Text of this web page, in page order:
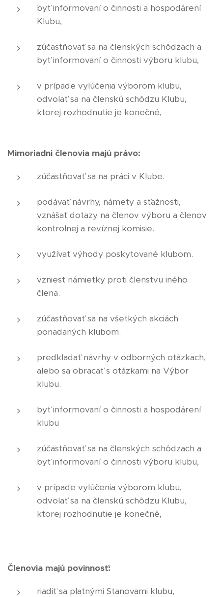
byť informovaní o činnosti a hospodárení
Klubu,
zúčastňovať sa na členských schôdzach a
byť informovaní o činnosti výboru klubu,
v prípade vylúčenia výborom klubu,
odvolať sa na členskú schôdzu Klubu,
ktorej rozhodnutie je konečné,
Mimoriadni členovia majú právo:
zúčastňovať sa na práci v Klube.
podávať návrhy, námety a sťažnosti,
vznášať dotazy na členov výboru a členov
kontrolnej a revíznej komisie.
využívať výhody poskytované klubom.
vzniesť námietky proti členstvu iného
člena.
zúčastňovať sa na všetkých akciách
poriadaných klubom.
predkladať návrhy v odborných otázkach,
alebo sa obracať s otázkami na Výbor
klubu.
byť informovaní o činnosti a hospodárení
klubu
zúčastňovať sa na členských schôdzach a
byť informovaní o činnosti výboru klubu,
v prípade vylúčenia výborom klubu,
odvolať sa na členskú schôdzu Klubu,
ktorej rozhodnutie je konečné,
Členovia majú povinnosť:
riadiť sa platnými Stanovami klubu,